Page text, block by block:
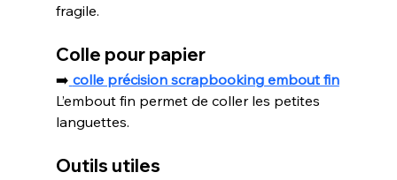
fragile.
Colle pour papier
➡️ colle précision scrapbooking embout fin
L’embout fin permet de coller les petites
languettes.
Outils utiles